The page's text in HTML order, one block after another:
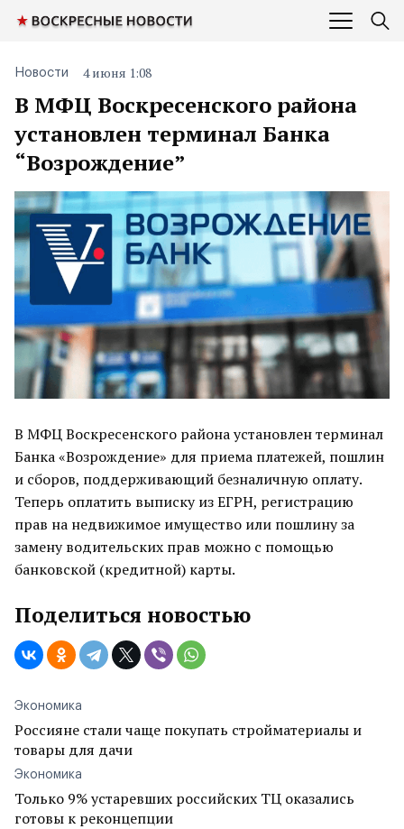
В МФЦ Воскресенского района
установлен терминал Банка
“Возрождение”
Новости 4 июня 1:08
В МФЦ Воскресенского района установлен терминал
Банка «Возрождение» для приема платежей, пошлин
и сборов, поддерживающий безналичную оплату.
Теперь оплатить выписку из ЕГРН, регистрацию
прав на недвижимое имущество или пошлину за
замену водительских прав можно с помощью
банковской (кредитной) карты.
Поделиться новостью
Экономика
Россияне стали чаще покупать стройматериалы и
товары для дачи
Экономика
Только 9% устаревших российских ТЦ оказались
готовы к реконцепции